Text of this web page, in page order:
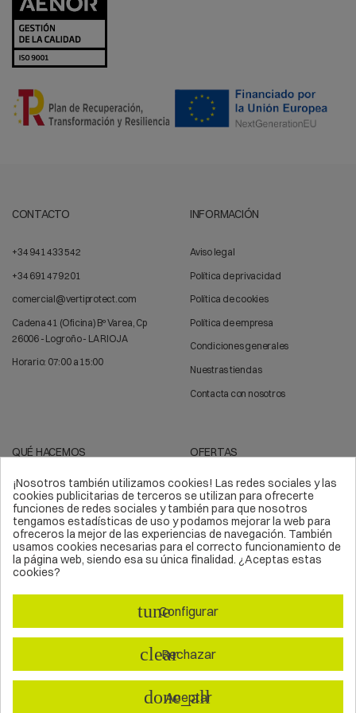
CONTACTO
+34 941 433 542
+34 691 479 201
comercial@vertiprotect.com
Cadena 41 (Oficina) Bº Varea, Cp
26006 - Logroño - LA RIOJA
Horario: 07:00 a 15:00
INFORMACIÓN
Aviso legal
Política de privacidad
Política de cookies
Política de empresa
Condiciones generales
Nuestras tiendas
Contacta con nosotros
QUÉ HACEMOS
Trabajos verticales
Líneas de vida
Epis
Equipos de protección
Formación
OFERTAS
Arnés de seguridad
Sistemas anticaídas
Kits de seguridad
Material deportivo
Escalada
Equipamientos
© 2023 VERTIPROTECT
Nuestro horario es de 7:00 a 15:00
¡Nosotros también utilizamos cookies! Las redes sociales y las
cookies publicitarias de terceros se utilizan para ofrecerte
funciones de redes sociales y también para que nosotros
tengamos estadísticas de uso y podamos mejorar la web para
ofreceros la mejor de las experiencias de navegación. También
usamos cookies necesarias para el correcto funcionamiento de
la página web, siendo esa su única finalidad. ¿Aceptas estas
cookies?
tuneConfigurar
clearRechazar
done_all
Aceptar